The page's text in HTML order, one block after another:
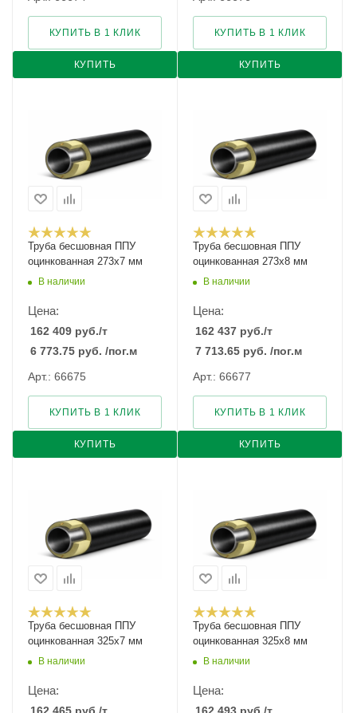
КУПИТЬ
КУПИТЬ В 1 КЛИК
КУПИТЬ
КУПИТЬ В 1 КЛИК
Труба бесшовная ППУ
оцинкованная 273х7 мм
В наличии
Цена:
162 409 руб./т
6 773.75 руб. /пог.м
Арт.: 66675
КУПИТЬ
КУПИТЬ В 1 КЛИК
Труба бесшовная ППУ
оцинкованная 273х8 мм
В наличии
Цена:
162 437 руб./т
7 713.65 руб. /пог.м
Арт.: 66677
КУПИТЬ
КУПИТЬ В 1 КЛИК
Труба бесшовная ППУ
оцинкованная 325х7 мм
В наличии
Цена:
Труба бесшовная ППУ
оцинкованная 325х8 мм
В наличии
Цена: